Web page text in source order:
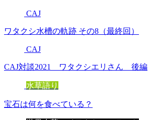
CAJ
ワタクシ水槽の軌跡 その8（最終回）
CAJ
CAJ対談2021 ワタクシエリさん 後編
水草語り
宝石は何を食べている？